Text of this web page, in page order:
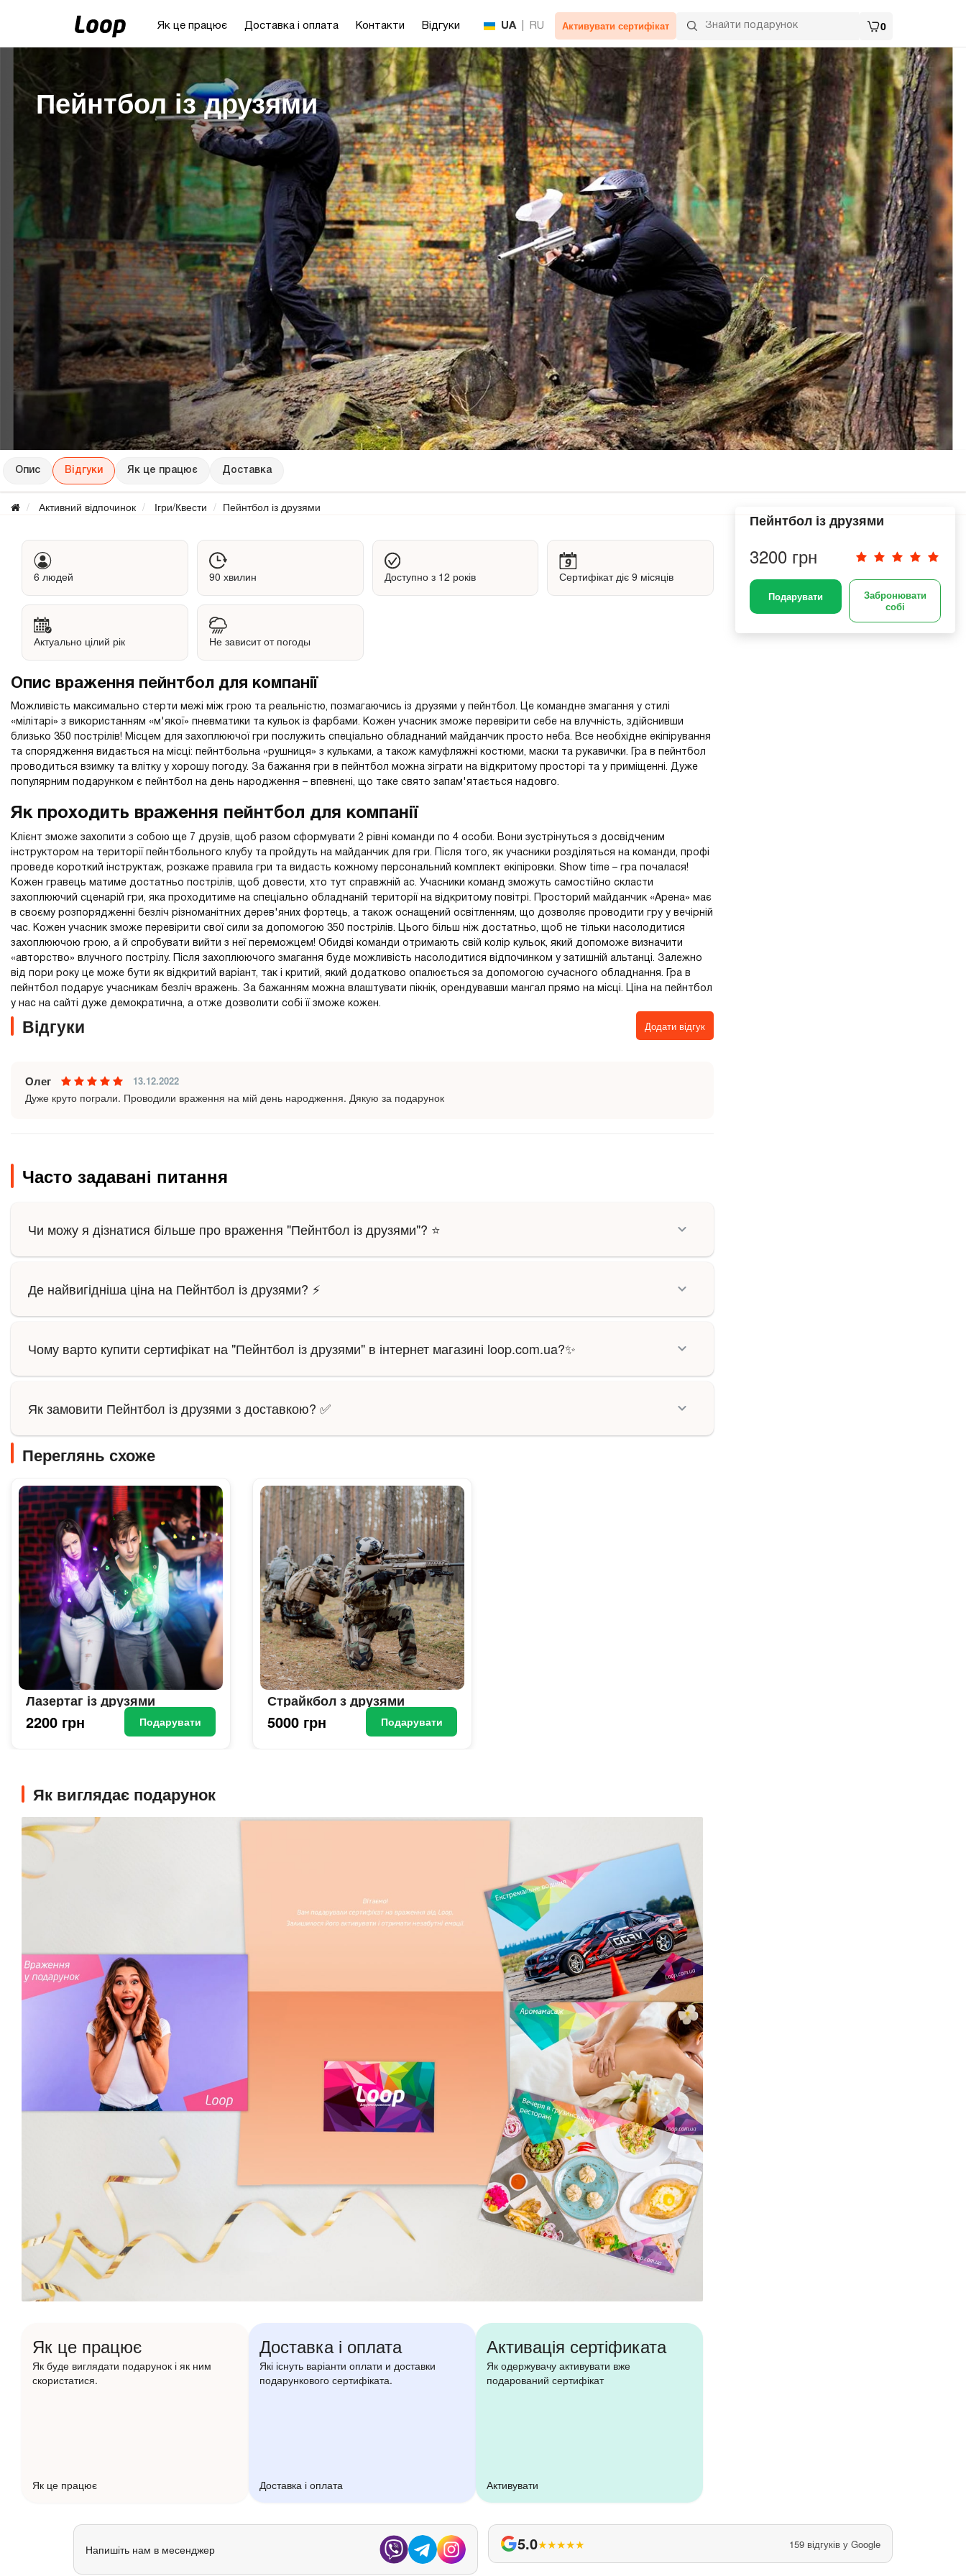
Як це працює Доставка і оплата Контакти Відгуки UA RU Активувати сертифікат 0
Пейнтбол із друзями
Опис Відгуки Як це працює Доставка
Пейнтбол із друзями
3200 грн
Подарувати
Забронювати
собі
Активний відпочинок Ігри/Квести Пейнтбол із друзями
6 людей 90 хвилин Доступно з 12 років Сертифікат діє 9 місяців
Актуально цілий рік Не зависит от погоды
Опис враження пейнтбол для компанії
Можливість максимально стерти межі між грою та реальністю, позмагаючись із друзями у пейнтбол. Це командне змагання у стилі
«мілітарі» з використанням «м'якої» пневматики та кульок із фарбами. Кожен учасник зможе перевірити себе на влучність, здійснивши
близько 350 пострілів! Місцем для захоплюючої гри послужить спеціально обладнаний майданчик просто неба. Все необхідне екіпірування
та спорядження видається на місці: пейнтбольна «рушниця» з кульками, а також камуфляжні костюми, маски та рукавички. Гра в пейнтбол
проводиться взимку та влітку у хорошу погоду. За бажання гри в пейнтбол можна зіграти на відкритому просторі та у приміщенні. Дуже
популярним подарунком є пейнтбол на день народження – впевнені, що таке свято запам'ятається надовго.
Як проходить враження пейнтбол для компанії
Клієнт зможе захопити з собою ще 7 друзів, щоб разом сформувати 2 рівні команди по 4 особи. Вони зустрінуться з досвідченим
інструктором на території пейнтбольного клубу та пройдуть на майданчик для гри. Після того, як учасники розділяться на команди, профі
проведе короткий інструктаж, розкаже правила гри та видасть кожному персональний комплект екіпіровки. Show time – гра почалася!
Кожен гравець матиме достатньо пострілів, щоб довести, хто тут справжній ас. Учасники команд зможуть самостійно скласти
захоплюючий сценарій гри, яка проходитиме на спеціально обладнаній території на відкритому повітрі. Просторий майданчик «Арена» має
в своєму розпорядженні безліч різноманітних дерев'яних фортець, а також оснащений освітленням, що дозволяє проводити гру у вечірній
час. Кожен учасник зможе перевірити свої сили за допомогою 350 пострілів. Цього більш ніж достатньо, щоб не тільки насолодитися
захоплюючою грою, а й спробувати вийти з неї переможцем! Обидві команди отримають свій колір кульок, який допоможе визначити
«авторство» влучного пострілу. Після захоплюючого змагання буде можливість насолодитися відпочинком у затишній альтанці. Залежно
від пори року це може бути як відкритий варіант, так і критий, який додатково опалюється за допомогою сучасного обладнання. Гра в
пейнтбол подарує учасникам безліч вражень. За бажанням можна влаштувати пікнік, орендувавши мангал прямо на місці. Ціна на пейнтбол
у нас на сайті дуже демократична, а отже дозволити собі її зможе кожен.
Відгуки Додати відгук
Олег 13.12.2022
Дуже круто пограли. Проводили враження на мій день народження. Дякую за подарунок
Часто задавані питання
Чи можу я дізнатися більше про враження "Пейнтбол із друзями"? ⭐
Де найвигідніша ціна на Пейнтбол із друзями? ⚡
Чому варто купити сертифікат на "Пейнтбол із друзями" в інтернет магазині loop.com.ua?✨
Як замовити Пейнтбол із друзями з доставкою? ✅
Переглянь схоже
Лазертаг із друзями
2200 грн Подарувати
Страйкбол з друзями
5000 грн Подарувати
Як виглядає подарунок
Як це працює
Як буде виглядати подарунок і як ним
скористатися.
Як це працює
Доставка і оплата
Які існуть варіанти оплати и доставки
подарункового сертифіката.
Доставка і оплата
Активація сертіфиката
Як одержувачу активувати вже
подарований сертифікат
Активувати
Напишіть нам в месенджер 5.0★★★★★ 159 відгуків у Google